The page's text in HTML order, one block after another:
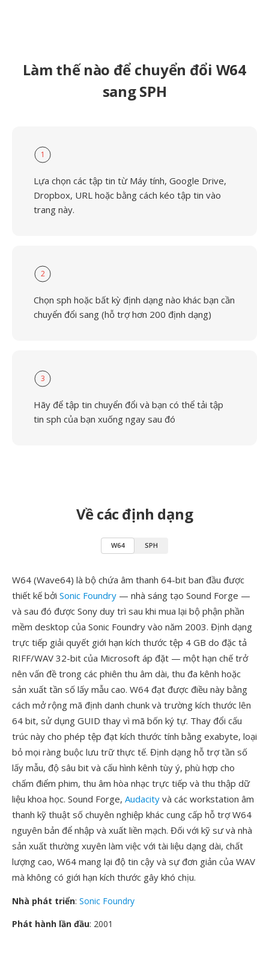
Làm thế nào để chuyển đổi W64
sang SPH
1
Lựa chọn các tập tin từ Máy tính, Google Drive,
Dropbox, URL hoặc bằng cách kéo tập tin vào
trang này.
2
Chọn sph hoặc bất kỳ định dạng nào khác bạn cần
chuyển đổi sang (hỗ trợ hơn 200 định dạng)
3
Hãy để tập tin chuyển đổi và bạn có thể tải tập
tin sph của bạn xuống ngay sau đó
Về các định dạng
W64 SPH
W64 (Wave64) là bộ chứa âm thanh 64-bit ban đầu được
thiết kế bởi Sonic Foundry — nhà sáng tạo Sound Forge —
và sau đó được Sony duy trì sau khi mua lại bộ phận phần
mềm desktop của Sonic Foundry vào năm 2003. Định dạng
trực tiếp giải quyết giới hạn kích thước tệp 4 GB do đặc tả
RIFF/WAV 32-bit của Microsoft áp đặt — một hạn chế trở
nên vấn đề trong các phiên thu âm dài, thu đa kênh hoặc
sản xuất tần số lấy mẫu cao. W64 đạt được điều này bằng
cách mở rộng mã định danh chunk và trường kích thước lên
64 bit, sử dụng GUID thay vì mã bốn ký tự. Thay đổi cấu
trúc này cho phép tệp đạt kích thước tính bằng exabyte, loại
bỏ mọi ràng buộc lưu trữ thực tế. Định dạng hỗ trợ tần số
lấy mẫu, độ sâu bit và cấu hình kênh tùy ý, phù hợp cho
chấm điểm phim, thu âm hòa nhạc trực tiếp và thu thập dữ
liệu khoa học. Sound Forge, Audacity và các workstation âm
thanh kỹ thuật số chuyên nghiệp khác cung cấp hỗ trợ W64
nguyên bản để nhập và xuất liền mạch. Đối với kỹ sư và nhà
sản xuất thường xuyên làm việc với tài liệu dạng dài, chất
lượng cao, W64 mang lại độ tin cậy và sự đơn giản của WAV
mà không có giới hạn kích thước gây khó chịu.
Nhà phát triển: Sonic Foundry
Phát hành lần đầu: 2001